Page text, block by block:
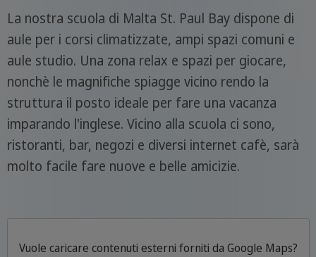
La nostra scuola di Malta St. Paul Bay dispone di
aule per i corsi climatizzate, ampi spazi comuni e
aule studio. Una zona relax e spazi per giocare,
nonchè le magnifiche spiagge vicino rendo la
struttura il posto ideale per fare una vacanza
imparando l'inglese. Vicino alla scuola ci sono,
ristoranti, bar, negozi e diversi internet cafè, sarà
molto facile fare nuove e belle amicizie.
Vuole caricare contenuti esterni forniti da Google Maps?